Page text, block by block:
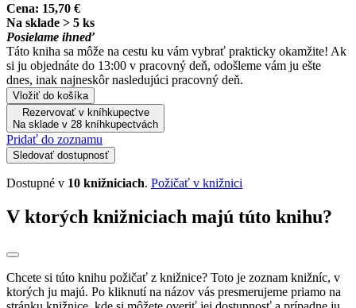
Cena: 15,70 €
Na sklade > 5 ks
Posielame ihneď
Táto kniha sa môže na cestu ku vám vybrať prakticky okamžite! Ak
si ju objednáte do 13:00 v pracovný deň, odošleme vám ju ešte
dnes, inak najneskôr nasledujúci pracovný deň.
Vložiť do košíka
Rezervovať v kníhkupectve
Na sklade v 28 kníhkupectvách
Pridať do zoznamu
Sledovať dostupnosť
Dostupné v 10 knižniciach. Požičať v knižnici
V ktorých knižniciach majú túto knihu?
Chcete si túto knihu požičať z knižnice? Toto je zoznam knižníc, v
ktorých ju majú. Po kliknutí na názov vás presmerujeme priamo na